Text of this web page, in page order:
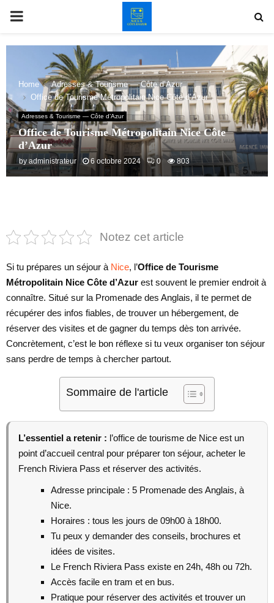
PRIMARY
MENU
Home
Adresses & Tourisme — Côte d’Azur
Office de Tourisme Métropolitain Nice Côte d’Azur
Adresses & Tourisme — Côte d’Azur
Office de Tourisme Métropolitain Nice Côte
d’Azur
by administrateur 6 octobre 2024 0 803
Notez cet article
Si tu prépares un séjour à Nice, l’Office de Tourisme
Métropolitain Nice Côte d’Azur est souvent le premier endroit à
connaître. Situé sur la Promenade des Anglais, il te permet de
récupérer des infos fiables, de trouver un hébergement, de
réserver des visites et de gagner du temps dès ton arrivée.
Concrètement, c’est le bon réflexe si tu veux organiser ton séjour
sans perdre de temps à chercher partout.
Sommaire de l'article
L’essentiel a retenir : l’office de tourisme de Nice est un
point d’accueil central pour préparer ton séjour, acheter le
French Riviera Pass et réserver des activités.
Adresse principale : 5 Promenade des Anglais, à
Nice.
Horaires : tous les jours de 09h00 à 18h00.
Tu peux y demander des conseils, brochures et
idées de visites.
Le French Riviera Pass existe en 24h, 48h ou 72h.
Accès facile en tram et en bus.
Pratique pour réserver des activités et trouver un